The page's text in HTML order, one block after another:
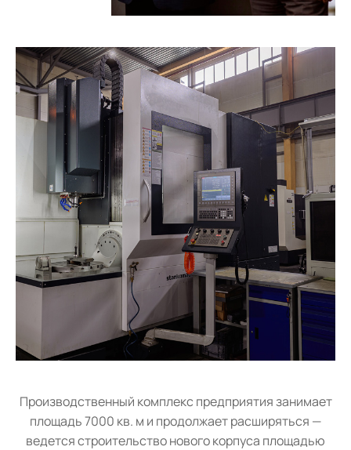
Производственный комплекс предприятия занимает
площадь 7000 кв. м и продолжает расширяться —
ведется строительство нового корпуса площадью